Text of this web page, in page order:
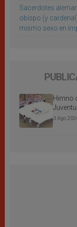
Sacerdotes
obispo (y
mismo sexo en
Himno
3 Ago